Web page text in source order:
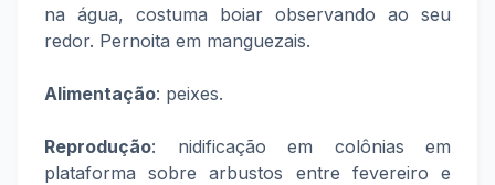
na água, costuma boiar observando ao seu
redor. Pernoita em manguezais.
Alimentação: peixes.
Reprodução: nidificação em colônias em
plataforma sobre arbustos entre fevereiro e